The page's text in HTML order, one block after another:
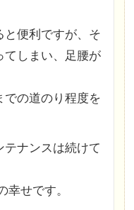
と便利ですが、そ
てしまい、足腰が
での道のり程度を
ナンスは続けて
幸せです。